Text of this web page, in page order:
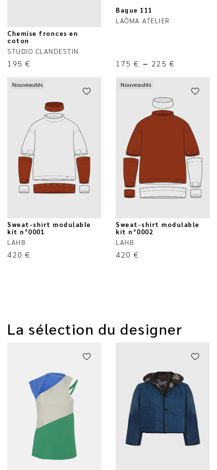
Chemise fronces en
coton
STUDIO CLANDESTIN
195 €
Bague 111
LAÔMA ATELIER
175 € – 225 €
Nouveautés
Sweat-shirt modulable
kit n°0001
LAHB
420 €
Nouveautés
Sweat-shirt modulable
kit n°0002
LAHB
420 €
La sélection du designer